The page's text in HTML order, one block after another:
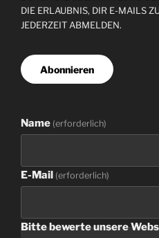
DIE ERLAUBNIS, DIR E-MAILS
JEDERZEIT ABMELDEN.
Abonnieren
Name (erforderlich)
E-Mail (erforderlich)
Bitte bewerte unsere